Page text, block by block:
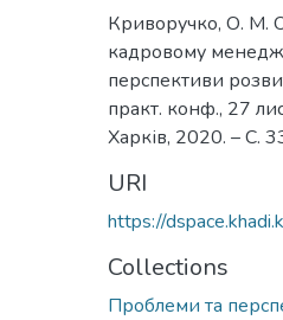
Криворучко, О. М.
кадровому
перспективи
практ. конф., 27
Харків, 2020. – С.
URI
https://
Collections
Проблеми та